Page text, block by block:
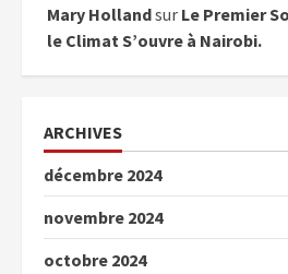
Mary Hollandsur Le Premier
le Climat S’ouvre à Nairobi.
ARCHIVES
décembre 2024
novembre 2024
octobre 2024